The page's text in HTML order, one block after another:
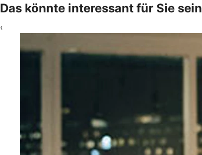
Das könnte interessant für Sie sein
‹